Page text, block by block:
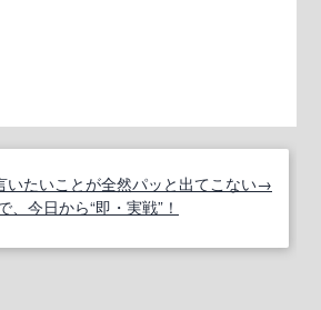
いたいことが全然パッと出てこない→
、今日から“即・実戦”！